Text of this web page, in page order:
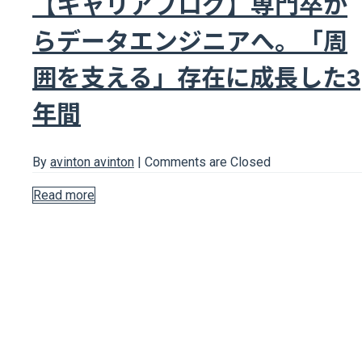
らデータエンジニアへ。「周
囲を支える」存在に成長した3
年間
By avinton avinton Comments are Closed
Read more